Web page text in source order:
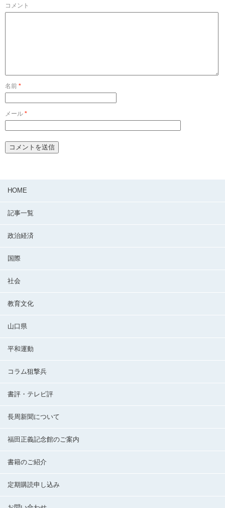
コメント
名前 *
メール *
HOME
記事一覧
政治経済
国際
社会
教育文化
山口県
平和運動
コラム狙撃兵
書評・テレビ評
長周新聞について
福田正義記念館のご案内
書籍のご紹介
定期購読申し込み